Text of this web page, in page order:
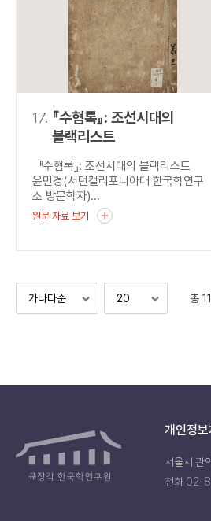
17. 『수혐록』: 조선시대의
블랙리스트
『수혐록』: 조선시대의 블랙리스트
윤민경(서던캘리포니아대 한국학연구
소 방문학자)...
원문 자료 보기
총
개인정
서울시 관
전화 02-